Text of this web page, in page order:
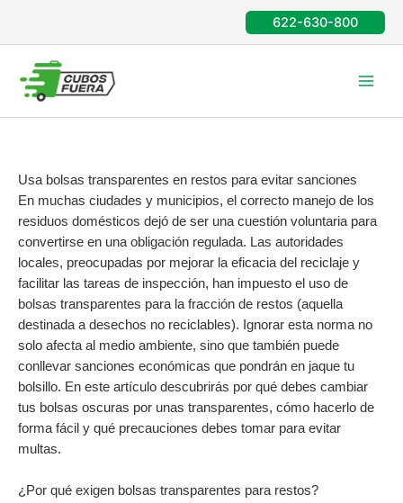
622-630-800
Usa bolsas transparentes en restos para evitar sanciones
En muchas ciudades y municipios, el correcto manejo de los
residuos domésticos dejó de ser una cuestión voluntaria para
convertirse en una obligación regulada. Las autoridades
locales, preocupadas por mejorar la eficacia del reciclaje y
facilitar las tareas de inspección, han impuesto el uso de
bolsas transparentes para la fracción de restos (aquella
destinada a desechos no reciclables). Ignorar esta norma no
solo afecta al medio ambiente, sino que también puede
conllevar sanciones económicas que pondrán en jaque tu
bolsillo. En este artículo descubrirás por qué debes cambiar
tus bolsas oscuras por unas transparentes, cómo hacerlo de
forma fácil y qué precauciones debes tomar para evitar
multas.
¿Por qué exigen bolsas transparentes para restos?